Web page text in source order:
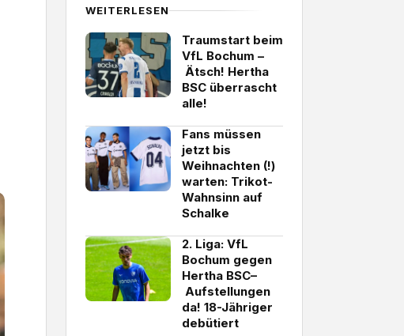
WEITERLESEN
Traumstart beim
VfL Bochum –
Ätsch! Hertha
BSC überrascht
alle!
Fans müssen
jetzt bis
Weihnachten (!)
warten: Trikot-
Wahnsinn auf
Schalke
2. Liga: VfL
Bochum gegen
Hertha BSC–
Aufstellungen
da! 18-Jähriger
debütiert